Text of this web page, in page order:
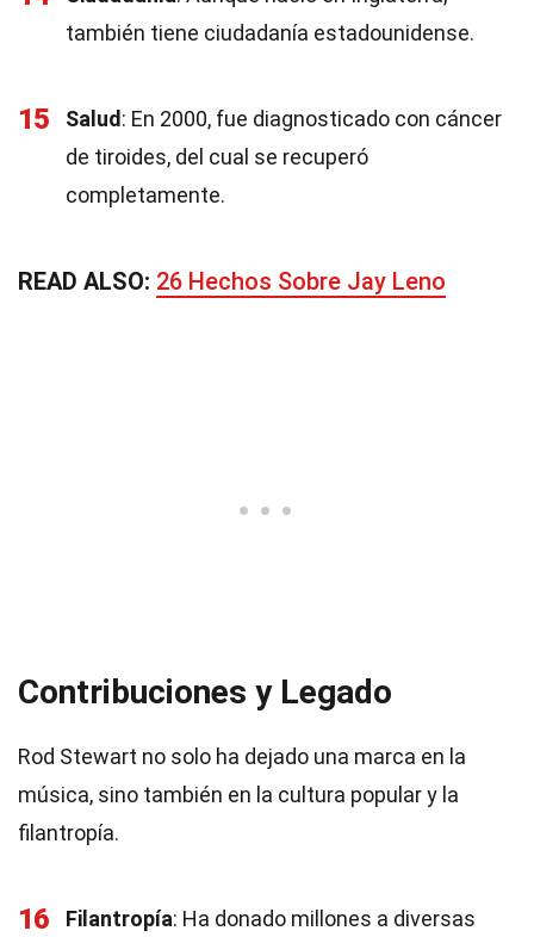
también tiene ciudadanía estadounidense.
15 Salud : En 2000, fue diagnosticado con cáncer
de tiroides, del cual se recuperó
completamente.
READ ALSO: 26 Hechos Sobre Jay Leno
Contribuciones y Legado
Rod Stewart no solo ha dejado una marca en la
música, sino también en la cultura popular y la
filantropía.
16 Filantropía: Ha donado millones a diversas